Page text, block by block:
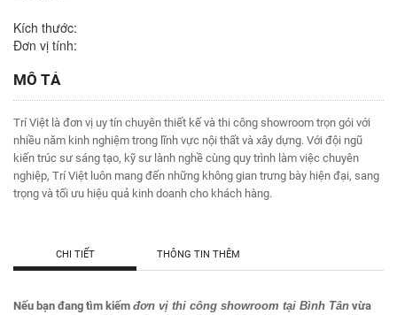
Kích thước:
Đơn vị tính:
MÔ TẢ
Trí Việt là đơn vị uy tín chuyên thiết kế và thi công showroom trọn gói với
nhiều năm kinh nghiệm trong lĩnh vực nội thất và xây dựng. Với đội ngũ
kiến trúc sư sáng tạo, kỹ sư lành nghề cùng quy trình làm việc chuyên
nghiệp, Trí Việt luôn mang đến những không gian trưng bày hiện đại, sang
trọng và tối ưu hiệu quả kinh doanh cho khách hàng.
CHI TIẾT THÔNG TIN THÊM
Nếu bạn đang tìm kiếm đơn vị thi công showroom tại Bình Tân vừa